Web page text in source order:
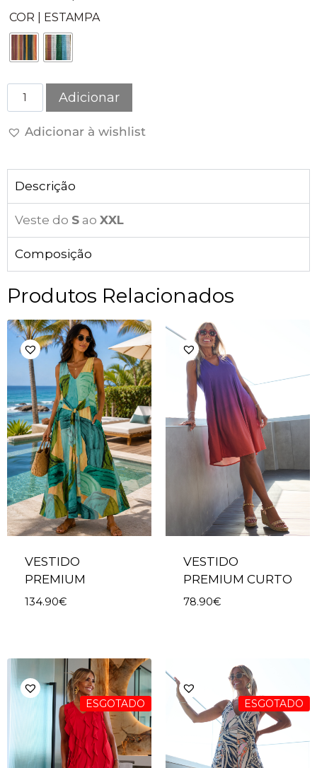
COR | ESTAMPA
Adicionar
Adicionar à wishlist
Descrição
Veste do S ao XXL
Composição
Produtos Relacionados
VESTIDO
PREMIUM
134.90€
VESTIDO
PREMIUM CURTO
78.90€
ESGOTADO ESGOTADO